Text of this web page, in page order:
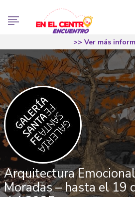
>> Ver más
Arquitectura
Moradas – hasta el 19